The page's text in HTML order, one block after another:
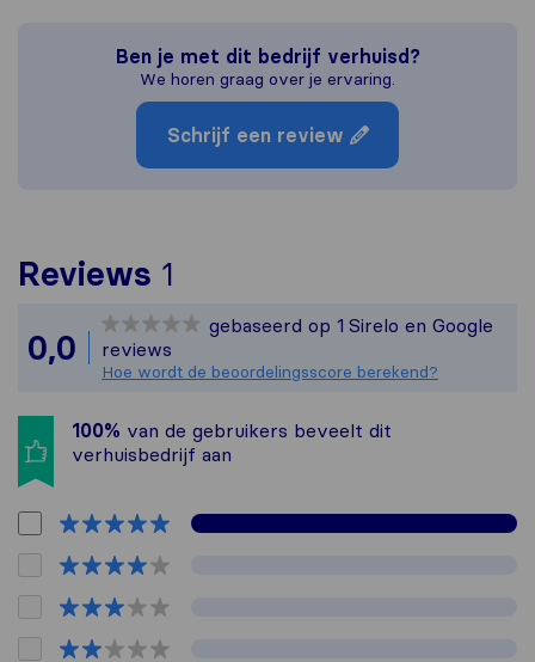
Ben je met dit bedrijf verhuisd?
We horen graag over je ervaring.
Schrijf een review
Reviews 1
Sirelo is niet
Alle reviews van Sirelo
0,0
gebaseerd op 1 Sirelo en Google
reviews
Hoe wordt de beoordelingsscore berekend?
100% van de gebruikers beveelt dit
verhuisbedrijf aan